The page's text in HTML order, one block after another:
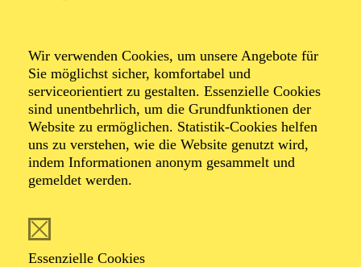
Wir verwenden Cookies, um unsere Angebote für
Sie möglichst sicher, komfortabel und
serviceorientiert zu gestalten. Essenzielle Cookies
sind unentbehrlich, um die Grundfunktionen der
Website zu ermöglichen. Statistik-Cookies helfen
uns zu verstehen, wie die Website genutzt wird,
indem Informationen anonym gesammelt und
gemeldet werden.
Essenzielle Cookies
Sheku Kanneh-
Mason
Gábor Takács-Nagy
Verbier Festival
Chamber Orchestra